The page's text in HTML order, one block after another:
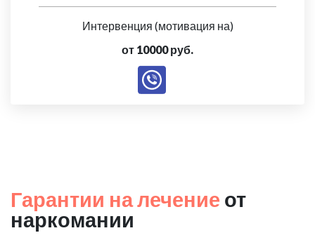
Интервенция (мотивация на)
от 10000 руб.
Гарантии на лечение от
наркомании